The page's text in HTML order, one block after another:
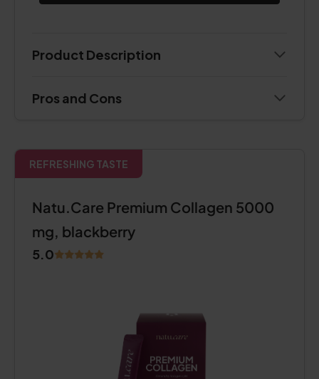
Product Description
Pros and Cons
REFRESHING TASTE
Natu.Care Premium Collagen 5000
mg, blackberry
5.0